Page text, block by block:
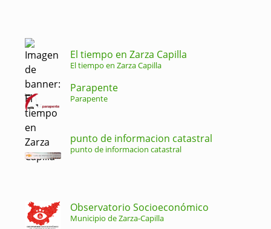
El tiempo en Zarza Capilla
El tiempo en Zarza Capilla
Parapente
Parapente
punto de informacion catastral
punto de informacion catastral
Observatorio Socioeconómico
Municipio de Zarza-Capilla